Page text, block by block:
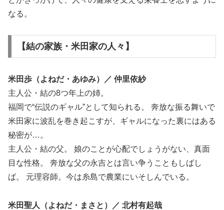
なる。
【結の家族・米田家の人々】
米田歩（よねだ・あゆみ）／ 仲里依紗
主人公・結の8つ年上の姉。
福岡で“伝説のギャル”として知られる。 奔放な振る舞いで
米田家に波乱を巻き起こすが、ギャルになった裏にはある
秘密が…。
主人公・結の父。 娘のことが心配でしょうがない、真面
目な性格。 奔放な父の永吉とは言い争うこともしばし
ば。 元理容師。今は糸島で農業にいそしんでいる。
米田聖人（よねだ・まさと）／ 北村有起哉